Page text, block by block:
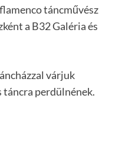
táncművész
a B32 Galéria és
várjuk
táncra perdülnének.